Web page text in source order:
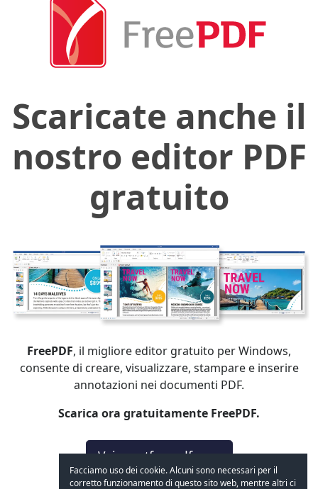
Scaricate anche il
nostro editor PDF
gratuito
FreePDF, il migliore editor gratuito per Windows,
consente di creare, visualizzare, stampare e inserire
annotazioni nei documenti PDF.
Scarica ora gratuitamente FreePDF.
Vai a getfreepdf.com
Facciamo uso dei cookie. Alcuni sono necessari per il
corretto funzionamento di questo sito web, mentre altri ci